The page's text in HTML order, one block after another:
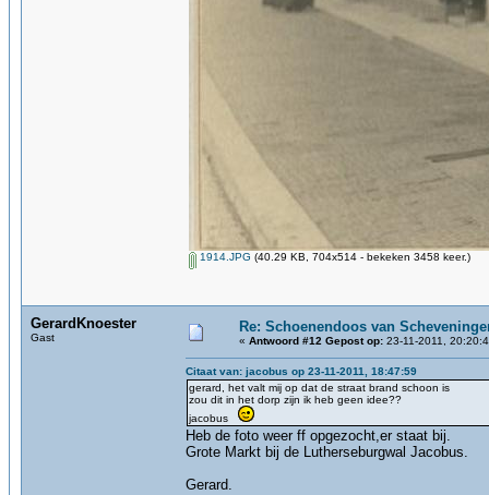
1914.JPG (40.29 KB, 704x514 - bekeken 3458 keer.)
GerardKnoester
Gast
Re: Schoenendoos van
« Antwoord #12 Gepost op: 23-11-2011,
Citaat van: jacobus op 23-11-2011, 18:47:59
gerard, het valt mij op dat de straat brand schoon is
zou dit in het dorp zijn ik heb geen idee??
jacobus
Heb de foto weer ff opgezocht,er staat bij.
Grote Markt bij de Lutherseburgwal Jacobus.
Gerard.